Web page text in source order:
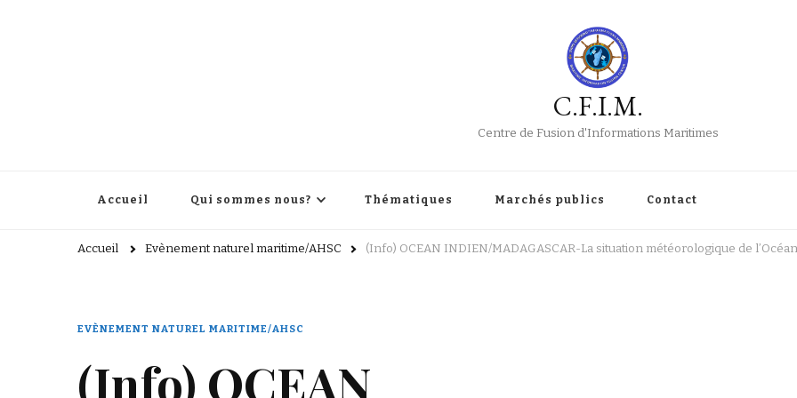
C.F.I.M.
Centre de Fusion d'Informations Maritimes
Accueil Qui sommes nous? Thématiques Marchés publics Contact
Accueil Evènement naturel maritime/AHSC (Info) OCEAN INDIEN/MADAGASCAR-La situation météorologique de
EVÈNEMENT NATUREL MARITIME/AHSC
(Info) OCEAN